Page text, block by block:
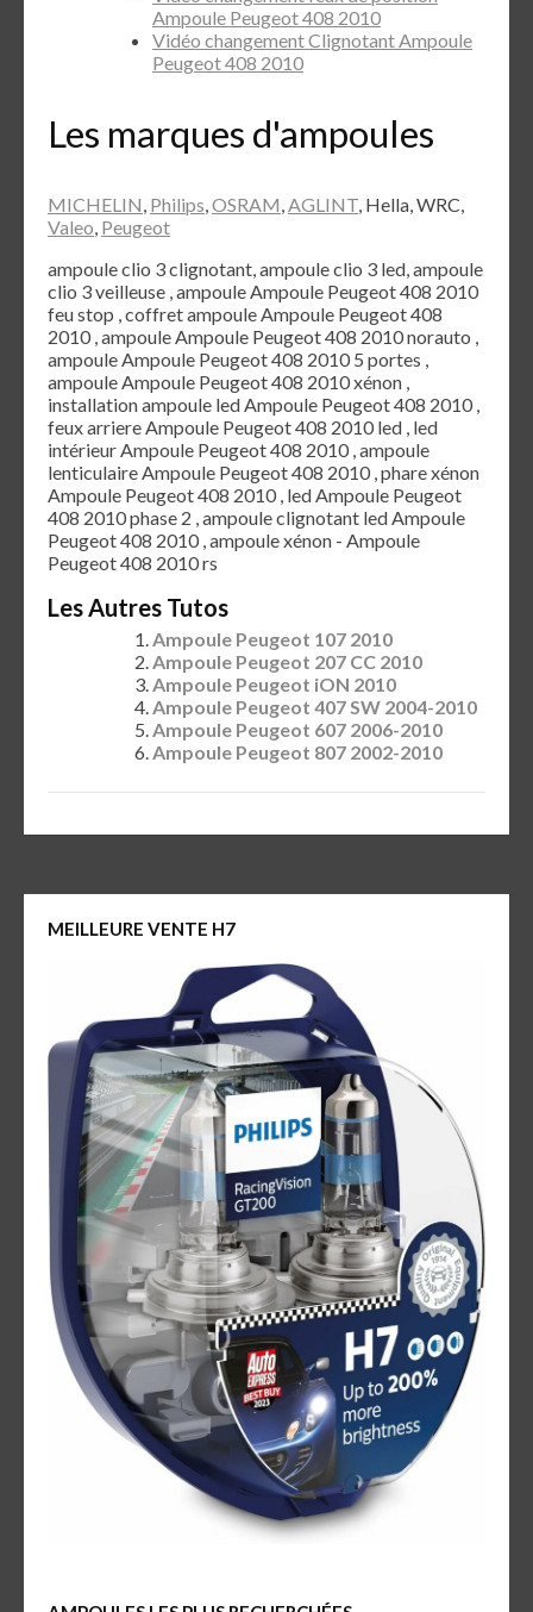
Ampoule Peugeot 408 2010
Vidéo changement Clignotant Ampoule
Peugeot 408 2010
Les marques d'ampoules
MICHELIN, Philips,OSRAM,AGLINT, Hella, WRC,
Valeo, Peugeot
ampoule clio 3 clignotant, ampoule clio 3 led, ampoule
clio 3 veilleuse , ampoule Ampoule Peugeot 408 2010
feu stop , coffret ampoule Ampoule Peugeot 408
2010 , ampoule Ampoule Peugeot 408 2010 norauto ,
ampoule Ampoule Peugeot 408 2010 5 portes ,
ampoule Ampoule Peugeot 408 2010 xénon ,
installation ampoule led Ampoule Peugeot 408 2010 ,
feux arriere Ampoule Peugeot 408 2010 led , led
intérieur Ampoule Peugeot 408 2010 , ampoule
lenticulaire Ampoule Peugeot 408 2010 , phare xénon
Ampoule Peugeot 408 2010 , led Ampoule Peugeot
408 2010 phase 2 , ampoule clignotant led Ampoule
Peugeot 408 2010 , ampoule xénon - Ampoule
Peugeot 408 2010 rs
Les Autres Tutos
Ampoule Peugeot 107 2010
Ampoule Peugeot 207 CC 2010
Ampoule Peugeot iON 2010
Ampoule Peugeot 407 SW 2004-2010
Ampoule Peugeot 607 2006-2010
Ampoule Peugeot 807 2002-2010
MEILLEURE VENTE H7